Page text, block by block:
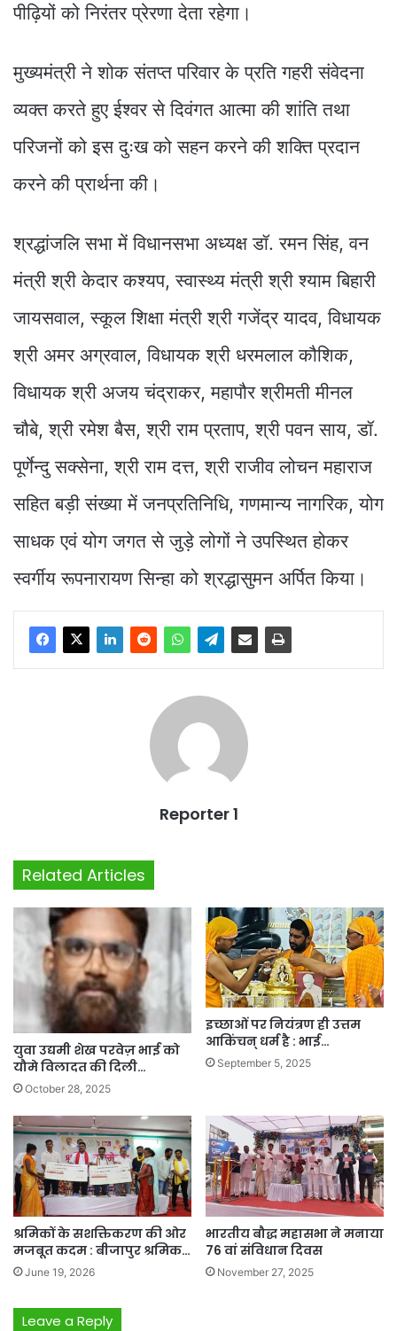
पीढ़ियों को निरंतर प्रेरणा देता रहेगा।
मुख्यमंत्री ने शोक संतप्त परिवार के प्रति गहरी संवेदना
व्यक्त करते हुए ईश्वर से दिवंगत आत्मा की शांति तथा
परिजनों को इस दुःख को सहन करने की शक्ति प्रदान
करने की प्रार्थना की।
श्रद्धांजलि सभा में विधानसभा अध्यक्ष डॉ. रमन सिंह, वन
मंत्री श्री केदार कश्यप, स्वास्थ्य मंत्री श्री श्याम बिहारी
जायसवाल, स्कूल शिक्षा मंत्री श्री गजेंद्र यादव, विधायक
श्री अमर अग्रवाल, विधायक श्री धरमलाल कौशिक,
विधायक श्री अजय चंद्राकर, महापौर श्रीमती मीनल
चौबे, श्री रमेश बैस, श्री राम प्रताप, श्री पवन साय, डॉ.
पूर्णेन्दु सक्सेना, श्री राम दत्त, श्री राजीव लोचन महाराज
सहित बड़ी संख्या में जनप्रतिनिधि, गणमान्य नागरिक, योग
साधक एवं योग जगत से जुड़े लोगों ने उपस्थित होकर
स्वर्गीय रूपनारायण सिन्हा को श्रद्धासुमन अर्पित किया।
Reporter 1
Related Articles
युवा उद्यमी शेख परवेज़ भाई को
यौमे विलादत की दिली…
October 28, 2025
इच्छाओं पर नियंत्रण ही उत्तम
आकिंचन् धर्म है : भाई…
September 5, 2025
श्रमिकों के सशक्तिकरण की ओर
मजबूत कदम : बीजापुर श्रमिक…
June 19, 2026
भारतीय बौद्ध महासभा ने मनाया
76 वां संविधान दिवस
November 27, 2025
Leave a Reply